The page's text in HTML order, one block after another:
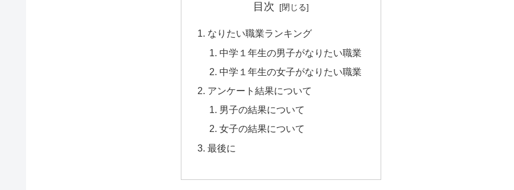
目次
なりたい職業ランキング
中学１年生の男子がなりたい職業
中学１年生の女子がなりたい職業
アンケート結果について
男子の結果について
女子の結果について
最後に